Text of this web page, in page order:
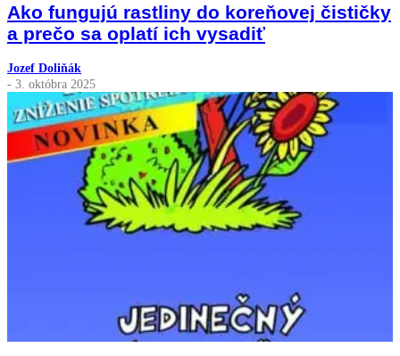
Ako fungujú rastliny do koreňovej čističky
a prečo sa oplatí ich vysadiť
Jozef Doliňák
- 3. októbra 2025